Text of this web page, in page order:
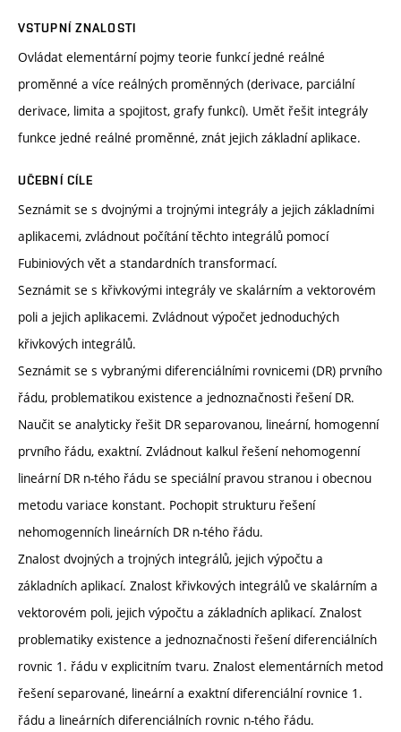
VSTUPNÍ ZNALOSTI
Ovládat elementární pojmy teorie funkcí jedné reálné
proměnné a více reálných proměnných (derivace, parciální
derivace, limita a spojitost, grafy funkcí). Umět řešit integrály
funkce jedné reálné proměnné, znát jejich základní aplikace.
UČEBNÍ CÍLE
Seznámit se s dvojnými a trojnými integrály a jejich základními
aplikacemi, zvládnout počítání těchto integrálů pomocí
Fubiniových vět a standardních transformací.
Seznámit se s křivkovými integrály ve skalárním a vektorovém
poli a jejich aplikacemi. Zvládnout výpočet jednoduchých
křivkových integrálů.
Seznámit se s vybranými diferenciálními rovnicemi (DR) prvního
řádu, problematikou existence a jednoznačnosti řešení DR.
Naučit se analyticky řešit DR separovanou, lineární, homogenní
prvního řádu, exaktní. Zvládnout kalkul řešení nehomogenní
lineární DR n-tého řádu se speciální pravou stranou i obecnou
metodu variace konstant. Pochopit strukturu řešení
nehomogenních lineárních DR n-tého řádu.
Znalost dvojných a trojných integrálů, jejich výpočtu a
základních aplikací. Znalost křivkových integrálů ve skalárním a
vektorovém poli, jejich výpočtu a základních aplikací. Znalost
problematiky existence a jednoznačnosti řešení diferenciálních
rovnic 1. řádu v explicitním tvaru. Znalost elementárních metod
řešení separované, lineární a exaktní diferenciální rovnice 1.
řádu a lineárních diferenciálních rovnic n-tého řádu.